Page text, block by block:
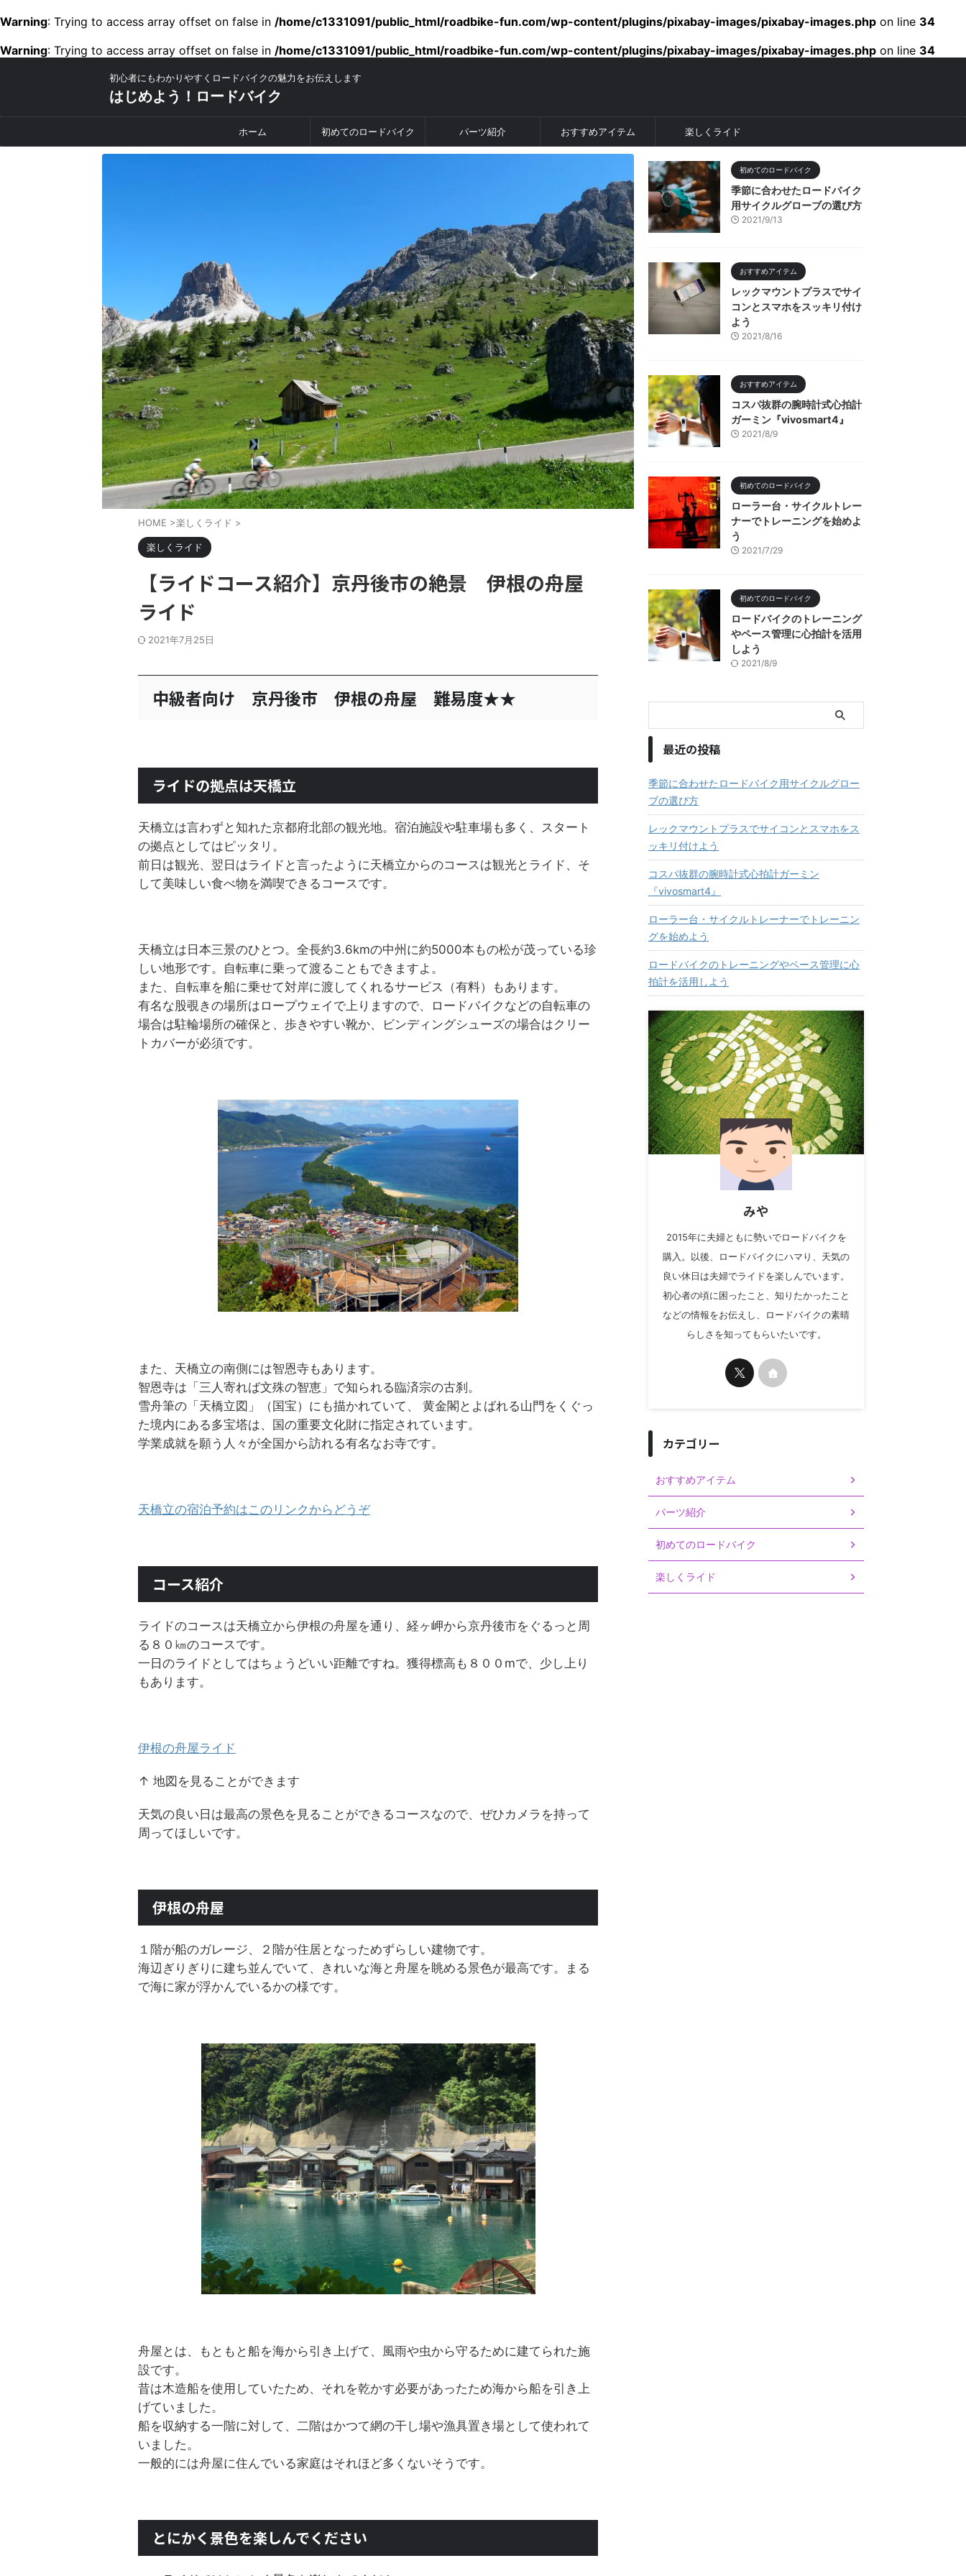
Warning: Trying to access array offset on false in /home/c1331091/public_html/roadbike-fun.com/wp-content/plugins/pixabay-images/pixabay-images.php on line 34
Warning: Trying to access array offset on false in /home/c1331091/public_html/roadbike-fun.com/wp-content/plugins/pixabay-images/pixabay-images.php on line 34
初心者にもわかりやすくロードバイクの魅力をお伝えします
はじめよう！ロードバイク
ホーム 初めてのロードバイク パーツ紹介 おすすめアイテム 楽しくライド
HOME >楽しくライド >
楽しくライド
【ライドコース紹介】京丹後市の絶景 伊根の舟屋
ライド
2021年7月25日
中級者向け 京丹後市 伊根の舟屋 難易度★★
ライドの拠点は天橋立
天橋立は言わずと知れた京都府北部の観光地。宿泊施設や駐車場も多く、スタート
の拠点としてはピッタリ。
前日は観光、翌日はライドと言ったように天橋立からのコースは観光とライド、そ
して美味しい食べ物を満喫できるコースです。
天橋立は日本三景のひとつ。全長約3.6kmの中州に約5000本もの松が茂っている珍
しい地形です。自転車に乗って渡ることもできますよ。
また、自転車を船に乗せて対岸に渡してくれるサービス（有料）もあります。
有名な股覗きの場所はロープウェイで上りますので、ロードバイクなどの自転車の
場合は駐輪場所の確保と、歩きやすい靴か、ビンディングシューズの場合はクリー
トカバーが必須です。
また、天橋立の南側には智恩寺もあります。
智恩寺は「三人寄れば文殊の智恵」で知られる臨済宗の古刹。
雪舟筆の「天橋立図」（国宝）にも描かれていて、 黄金閣とよばれる山門をくぐっ
た境内にある多宝塔は、国の重要文化財に指定されています。
学業成就を願う人々が全国から訪れる有名なお寺です。
天橋立の宿泊予約はこのリンクからどうぞ
コース紹介
ライドのコースは天橋立から伊根の舟屋を通り、経ヶ岬から京丹後市をぐるっと周
る８０㎞のコースです。
一日のライドとしてはちょうどいい距離ですね。獲得標高も８００mで、少し上り
もあります。
伊根の舟屋ライド
↑ 地図を見ることができます
天気の良い日は最高の景色を見ることができるコースなので、ぜひカメラを持って
周ってほしいです。
伊根の舟屋
１階が船のガレージ、２階が住居となっためずらしい建物です。
海辺ぎりぎりに建ち並んでいて、きれいな海と舟屋を眺める景色が最高です。まる
で海に家が浮かんでいるかの様です。
舟屋とは、もともと船を海から引き上げて、風雨や虫から守るために建てられた施
設です。
昔は木造船を使用していたため、それを乾かす必要があったため海から船を引き上
げていました。
船を収納する一階に対して、二階はかつて網の干し場や漁具置き場として使われて
いました。
一般的には舟屋に住んでいる家庭はそれほど多くないそうです。
とにかく景色を楽しんでください
初めてのロードバイク
季節に合わせたロードバイク
用サイクルグローブの選び方
2021/9/13
おすすめアイテム
レックマウントプラスでサイ
コンとスマホをスッキリ付け
よう
2021/8/16
おすすめアイテム
コスパ抜群の腕時計式心拍計
ガーミン『vivosmart4』
2021/8/9
初めてのロードバイク
ローラー台・サイクルトレー
ナーでトレーニングを始めよ
う
2021/7/29
初めてのロードバイク
ロードバイクのトレーニング
やペース管理に心拍計を活用
しよう
2021/8/9
最近の投稿
季節に合わせたロードバイク用サイクルグロー
ブの選び方
レックマウントプラスでサイコンとスマホをス
ッキリ付けよう
コスパ抜群の腕時計式心拍計ガーミン
『vivosmart4』
ローラー台・サイクルトレーナーでトレーニン
グを始めよう
ロードバイクのトレーニングやペース管理に心
拍計を活用しよう
みや
2015年に夫婦ともに勢いでロードバイクを
購入。以後、ロードバイクにハマり、天気の
良い休日は夫婦でライドを楽しんでいます。
初心者の頃に困ったこと、知りたかったこと
などの情報をお伝えし、ロードバイクの素晴
らしさを知ってもらいたいです。
カテゴリー
おすすめアイテム
パーツ紹介
初めてのロードバイク
楽しくライド